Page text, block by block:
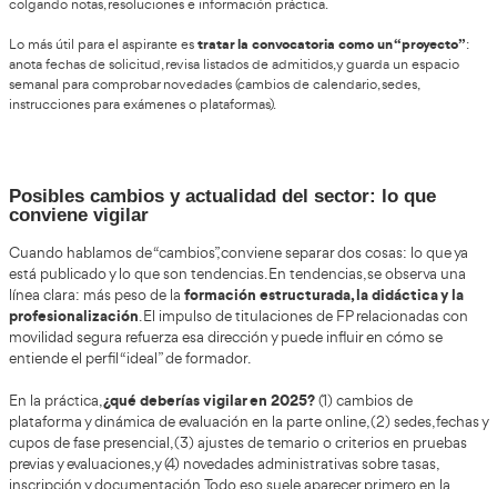
Requisitos de acceso: lo imprescindible y lo
tener preparado
Los requisitos para presentarte se apoyan en
práctica, esto significa que no basta con “querer apuntarse”:
tiempo la documentación, comprobar vigencia del carnet,
procede y estar pendiente de los plazos.
También es importante entender un matiz que aparece en
existe la posibilidad de un certificado limitado a
determinados supuestos, lo que puede ser relevante si tu
no encaja con la docencia práctica. Otro punto a vigilar es
cumplir requisitos, debes realizar correctamente el trámite de
en plazo, porque pagar una tasa sin completar la solicitud no
procedimiento (esto se recalca en resoluciones del BOE).